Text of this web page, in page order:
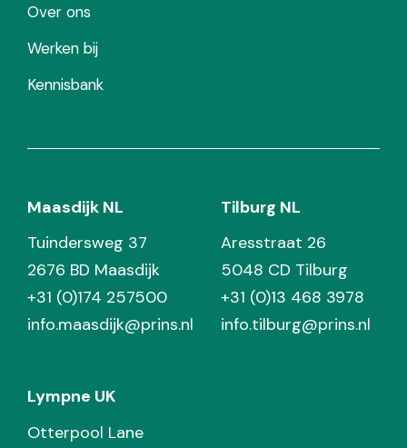
Over ons
Werken bij
Kennisbank
Maasdijk NL
Tuindersweg 37
2676 BD Maasdijk
+31 (0)174 257500
info.maasdijk@prins.nl
Tilburg NL
Aresstraat 26
5048 CD Tilburg
+31 (0)13 468 3978
info.tilburg@prins.nl
Lympne UK
Otterpool Lane